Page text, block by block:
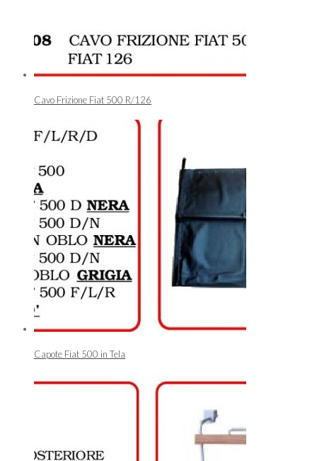
Cavo Frizione Fiat 500 R/126
Capote Fiat 500 in Tela